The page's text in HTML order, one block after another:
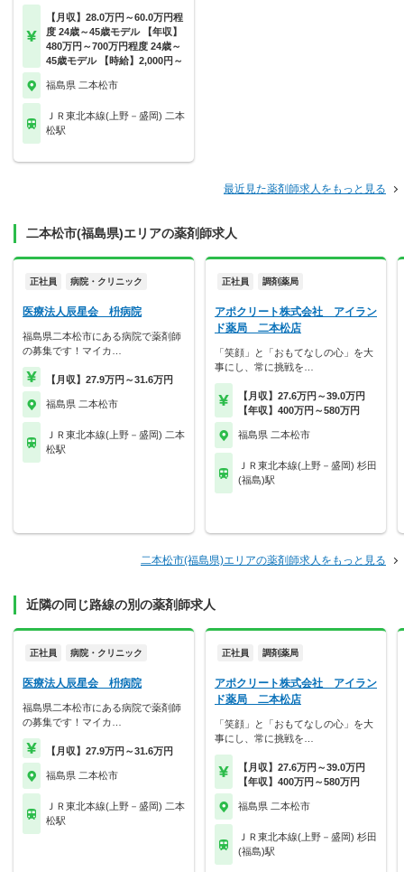
【月収】28.0万円～60.0万円程
度 24歳～45歳モデル 【年収】
480万円～700万円程度 24歳～
45歳モデル 【時給】2,000円～
福島県 二本松市
ＪＲ東北本線(上野－盛岡) 二本
松駅
最近見た薬剤師求人をもっと見る
二本松市(福島県)エリアの薬剤師求人
正社員 病院・クリニック
医療法人辰星会 枡病院
福島県二本松市にある病院で薬剤師
の募集です！マイカ…
【月収】27.9万円～31.6万円
福島県 二本松市
ＪＲ東北本線(上野－盛岡) 二本
松駅
正社員 調剤薬局
アポクリート株式会社 アイラン
ド薬局 二本松店
「笑顔」と「おもてなしの心」を大
事にし、常に挑戦を…
【月収】27.6万円～39.0万円
【年収】400万円～580万円
福島県 二本松市
ＪＲ東北本線(上野－盛岡) 杉田
(福島)駅
二本松市(福島県)エリアの薬剤師求人をもっと見る
近隣の同じ路線の別の薬剤師求人
正社員 病院・クリニック
医療法人辰星会 枡病院
福島県二本松市にある病院で薬剤師
の募集です！マイカ…
【月収】27.9万円～31.6万円
福島県 二本松市
ＪＲ東北本線(上野－盛岡) 二本
松駅
正社員 調剤薬局
アポクリート株式会社 アイラン
ド薬局 二本松店
「笑顔」と「おもてなしの心」を大
事にし、常に挑戦を…
【月収】27.6万円～39.0万円
【年収】400万円～580万円
福島県 二本松市
ＪＲ東北本線(上野－盛岡) 杉田
(福島)駅